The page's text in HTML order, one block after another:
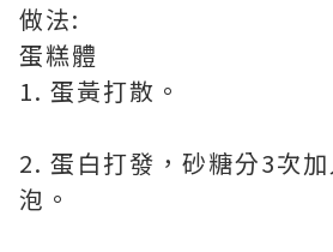
做法:
蛋糕體
1. 蛋黃打散。
2. 蛋白打發，砂糖分3次
泡。